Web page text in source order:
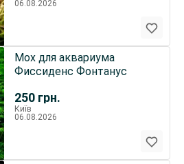
06.08.2026
250 грн.
Мох для аквариума
Фиссиденс Фонтанус
Київ
06.08.2026